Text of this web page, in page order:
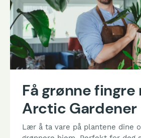
Få grønne fingre
Arctic Gardener
Lær å ta vare på plantene dine
grønnere hjem. Perfekt for deg
og liv innendørs